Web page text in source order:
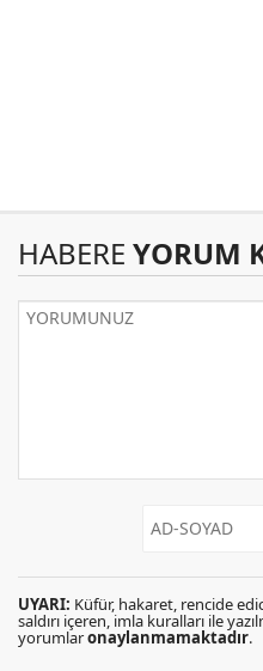
HABERE YORUM
UYARI: Küfür, hakaret, rencide
saldırı içeren, imla kuralları ile
yorumlaronaylanmamaktadır.